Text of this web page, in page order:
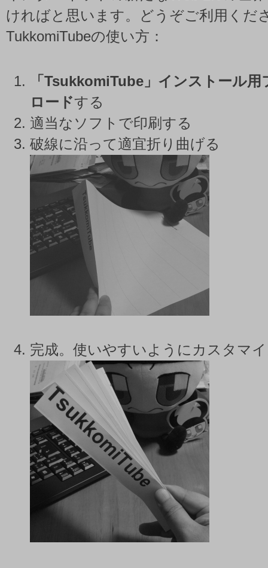
ければと思います。どうぞご利用くだ
TukkomiTubeの使い方：
「TsukkomiTube」インストール
ロードする
適当なソフトで印刷する
破線に沿って適宜折り曲げる
完成。使いやすいようにカスタマ